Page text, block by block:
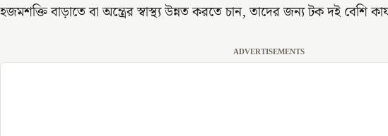
হজমশক্তি বাড়াতে বা অন্ত্রের স্বাস্থ্য উন্নত করতে চান, তাদের জন্য টক দই বেশি
ADVERTISEMENTS